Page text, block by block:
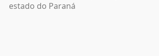
estado do Paraná